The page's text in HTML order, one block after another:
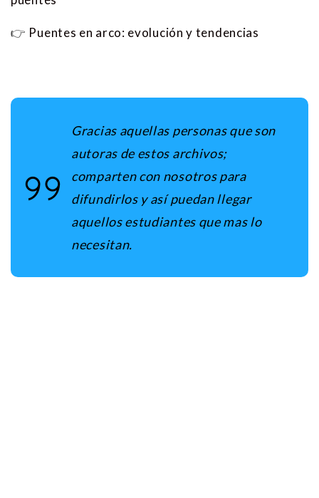
👉 Puentes en arco: evolución y tendencias
Gracias aquellas personas que son
autoras de estos archivos;
comparten con nosotros para
difundirlos y así puedan llegar
aquellos estudiantes que mas lo
necesitan.